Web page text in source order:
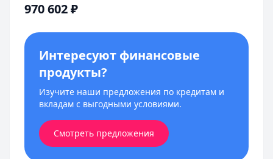
970 602₽
Интересуют финансовые
продукты?
Изучите наши предложения по кредитам и
вкладам с выгодными условиями.
Смотреть предложения